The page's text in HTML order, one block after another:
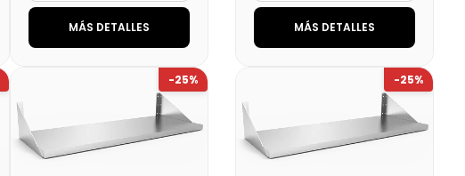
Marca
Cargando…
Cargando…
154,40 €
MÁS DETALLES Marca
Cargando…
Cargando…
146,17 €
MÁS DETALLES
-25% -25%